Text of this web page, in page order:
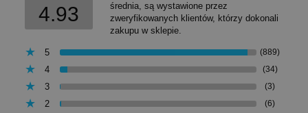
4.93
średnia, są wystawione przez
zweryfikowanych klientów, którzy dokonali
zakupu w sklepie.
5 (889)
4 (34)
3 (3)
2 (6)